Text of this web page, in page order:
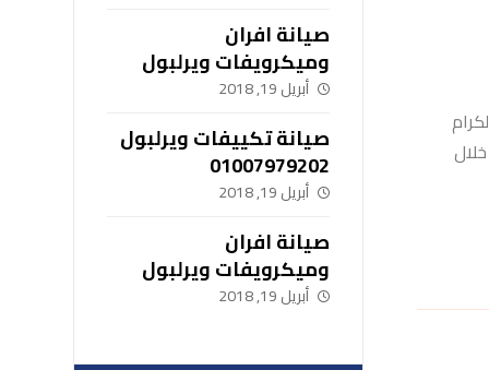
صيانة افران
وميكرويفات ويرلبول
01007979202
أبريل 19, 2018
صيانة تكييفات ويرلبول
01007979202
أبريل 19, 2018
صيانة افران
وميكرويفات ويرلبول
01007979202
أبريل 19, 2018